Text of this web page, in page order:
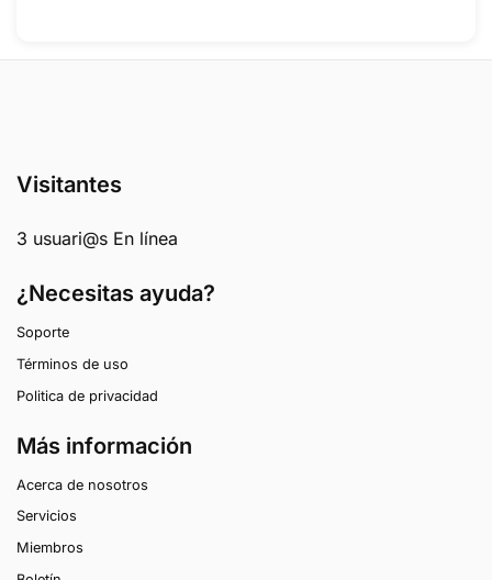
Visitantes
3 usuari@s En línea
¿Necesitas ayuda?
Soporte
Términos de uso
Politica de privacidad
Más información
Acerca de nosotros
Servicios
Miembros